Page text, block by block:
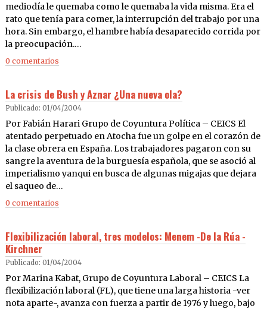
mediodía le quemaba como le quemaba la vida misma. Era el
rato que tenía para comer, la interrupción del trabajo por una
hora. Sin embargo, el hambre había desaparecido corrida por
la preocupación.…
0 comentarios
La crisis de Bush y Aznar ¿Una nueva ola?
Publicado: 01/04/2004
Por Fabián Harari Grupo de Coyuntura Política – CEICS El
atentado perpetuado en Atocha fue un golpe en el corazón de
la clase obrera en España. Los trabajadores pagaron con su
sangre la aventura de la burguesía española, que se asoció al
imperialismo yanqui en busca de algunas migajas que dejara
el saqueo de…
0 comentarios
Flexibilización laboral, tres modelos: Menem -De la Rúa -
Kirchner
Publicado: 01/04/2004
Por Marina Kabat, Grupo de Coyuntura Laboral – CEICS La
flexibilización laboral (FL), que tiene una larga historia -ver
nota aparte-, avanza con fuerza a partir de 1976 y luego, bajo